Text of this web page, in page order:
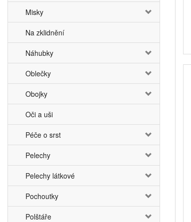
Misky
Na zklidnění
Náhubky
Oblečky
Obojky
Oči a uši
Péče o srst
Pelechy
Pelechy látkové
Pochoutky
Polštáře